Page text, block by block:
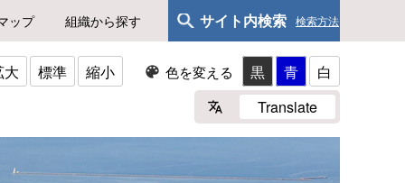
ップ 組織から探す サイト内検索 検索方法
大 標準 縮小 色を変える 黒 青
白
Translate